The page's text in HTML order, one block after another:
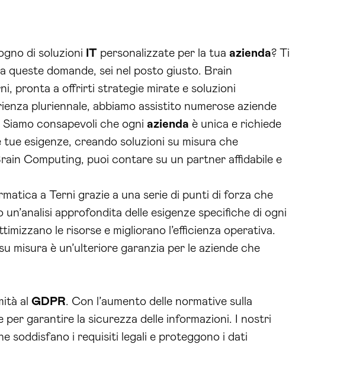
di soluzioni IT personalizzate per la tua azienda? Ti
queste domande, sei nel posto giusto. Brain
pronta a offrirti strategie mirate e soluzioni
pluriennale, abbiamo assistito numerose aziende
consapevoli che ogni azienda è unica e richiede
esigenze, creando soluzioni su misura che
Computing, puoi contare su un partner affidabile e
a Terni grazie a una serie di punti di forza che
approfondita delle esigenze specifiche di ogni
le risorse e migliorano l’efficienza operativa.
su misura è un’ulteriore garanzia per le aziende che
al GDPR. Con l’aumento delle normative sulla
garantire la sicurezza delle informazioni. I nostri
soddisfano i requisiti legali e proteggono i dati